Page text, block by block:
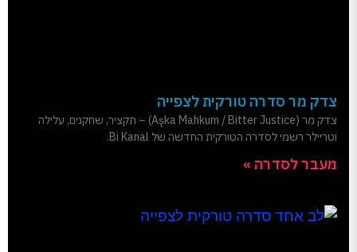
צדק מר סדרה טורקית לצפייה
צדק מר (Aşka Mahkum / Bitter Justice) – תקציר, שחקנים, עלילה
וטריילר רשמי לסדרה הטורקית החדשה של Bi Kanal.
מעבר לסדרה »